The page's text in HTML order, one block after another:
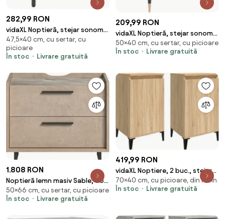
282,99 RON
vidaXL Noptieră, stejar sonoma,
40x35x47,5 cm, lemn compozit
47,5×40 cm, cu sertar, cu
picioare
În stoc
Livrare gratuită
209,99 RON
vidaXL Noptieră, stejar sonoma,
40x35x50 cm, lemn compozit
50×40 cm, cu sertar, cu picioare
În stoc
Livrare gratuită
1.808 RON
Noptieră lemn masiv Sable, 66 ×
43 × 50 cm
50×66 cm, cu sertar, cu picioare
În stoc
Livrare gratuită
419,99 RON
vidaXL Noptiere, 2 buc., stejar
sonoma, 40x35x70 cm, lemn
prelucrat
70×40 cm, cu picioare, din lemn
În stoc
Livrare gratuită